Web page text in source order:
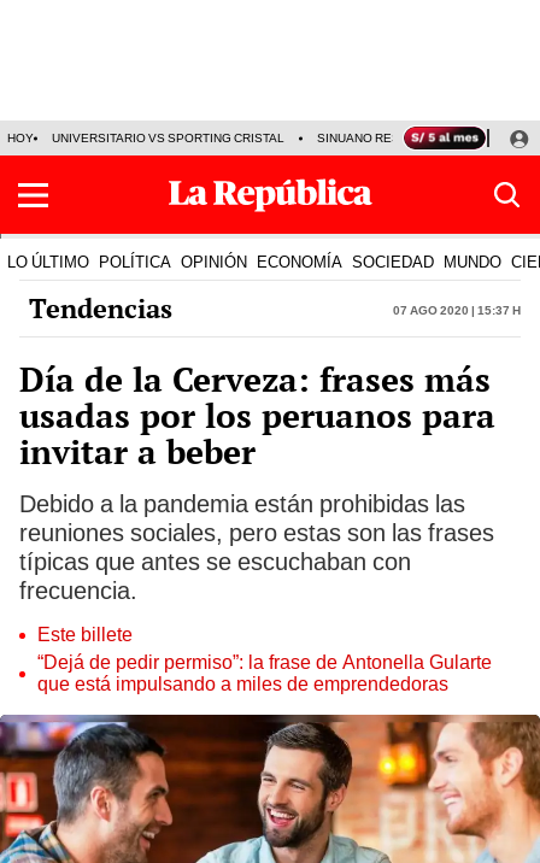
HOY UNIVERSITARIO VS SPORTING CRISTAL SINUANO RESULTADOS HOY
LO ÚLTIMO POLÍTICA OPINIÓN ECONOMÍA SOCIEDAD MUNDO
Tendencias 07 Ago 2020 | 15:37 h
Día de la Cerveza: frases más
usadas por los peruanos para
invitar a beber
Debido a la pandemia están prohibidas las
reuniones sociales, pero estas son las frases
típicas que antes se escuchaban con
frecuencia.
Este billete
“Dejá de pedir permiso”: la frase de Antonella Gularte
que está impulsando a miles de emprendedoras